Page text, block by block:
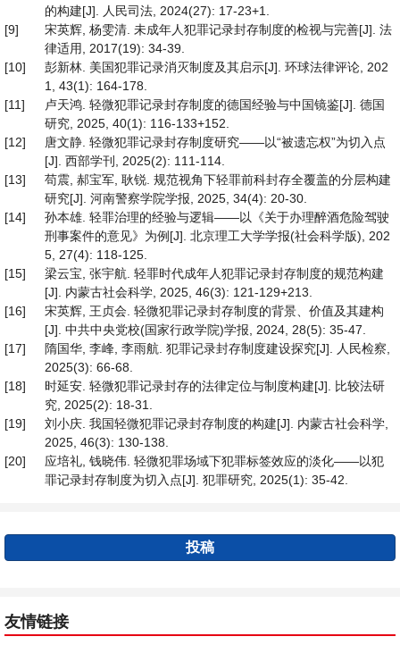
的构建[J]. 人民司法, 2024(27): 17-23+1.
[9]
宋英辉, 杨雯清. 未成年人犯罪记录封存制度的检视与完善[J]. 法
律适用, 2017(19): 34-39.
[10]
彭新林. 美国犯罪记录消灭制度及其启示[J]. 环球法律评论, 202
1, 43(1): 164-178.
[11]
卢天鸿. 轻微犯罪记录封存制度的德国经验与中国镜鉴[J]. 德国
研究, 2025, 40(1): 116-133+152.
[12]
唐文静. 轻微犯罪记录封存制度研究——以“被遗忘权”为切入点
[J]. 西部学刊, 2025(2): 111-114.
[13]
苟震, 郝宝军, 耿锐. 规范视角下轻罪前科封存全覆盖的分层构建
研究[J]. 河南警察学院学报, 2025, 34(4): 20-30.
[14]
孙本雄. 轻罪治理的经验与逻辑——以《关于办理醉酒危险驾驶
刑事案件的意见》为例[J]. 北京理工大学学报(社会科学版), 202
5, 27(4): 118-125.
[15]
梁云宝, 张宇航. 轻罪时代成年人犯罪记录封存制度的规范构建
[J]. 内蒙古社会科学, 2025, 46(3): 121-129+213.
[16]
宋英辉, 王贞会. 轻微犯罪记录封存制度的背景、价值及其建构
[J]. 中共中央党校(国家行政学院)学报, 2024, 28(5): 35-47.
[17]
隋国华, 李峰, 李雨航. 犯罪记录封存制度建设探究[J]. 人民检察,
2025(3): 66-68.
[18]
时延安. 轻微犯罪记录封存的法律定位与制度构建[J]. 比较法研
究, 2025(2): 18-31.
[19]
刘小庆. 我国轻微犯罪记录封存制度的构建[J]. 内蒙古社会科学,
2025, 46(3): 130-138.
[20]
应培礼, 钱晓伟. 轻微犯罪场域下犯罪标签效应的淡化——以犯
罪记录封存制度为切入点[J]. 犯罪研究, 2025(1): 35-42.
投稿
友情链接